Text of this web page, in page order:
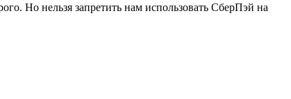
Но нельзя запретить нам использовать СберПэй на